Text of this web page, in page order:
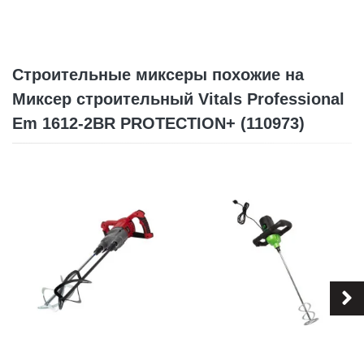
Строительные миксеры похожие на
Миксер строительный Vitals Professional
Em 1612-2BR PROTECTION+ (110973)